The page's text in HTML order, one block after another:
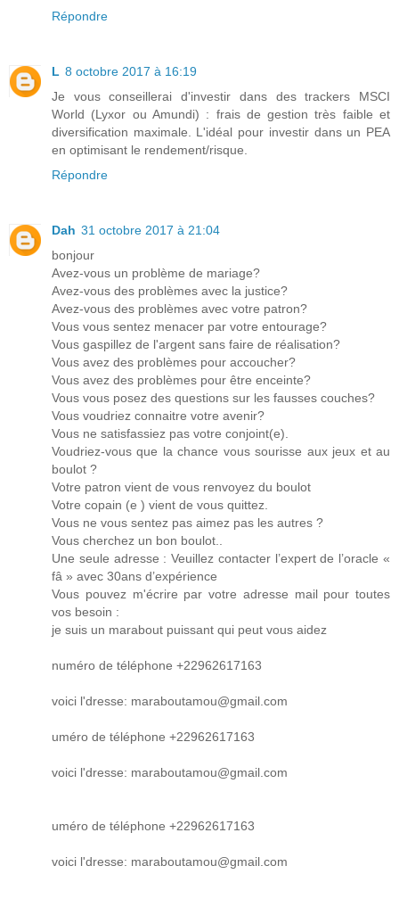
Répondre
L 8 octobre 2017 à 16:19
Je vous conseillerai d'investir dans des trackers MSCI
World (Lyxor ou Amundi) : frais de gestion très faible et
diversification maximale. L'idéal pour investir dans un PEA
en optimisant le rendement/risque.
Répondre
Dah 31 octobre 2017 à 21:04
bonjour
Avez-vous un problème de mariage?
Avez-vous des problèmes avec la justice?
Avez-vous des problèmes avec votre patron?
Vous vous sentez menacer par votre entourage?
Vous gaspillez de l'argent sans faire de réalisation?
Vous avez des problèmes pour accoucher?
Vous avez des problèmes pour être enceinte?
Vous vous posez des questions sur les fausses couches?
Vous voudriez connaitre votre avenir?
Vous ne satisfassiez pas votre conjoint(e).
Voudriez-vous que la chance vous sourisse aux jeux et au
boulot ?
Votre patron vient de vous renvoyez du boulot
Votre copain (e ) vient de vous quittez.
Vous ne vous sentez pas aimez pas les autres ?
Vous cherchez un bon boulot..
Une seule adresse : Veuillez contacter l’expert de l’oracle «
fâ » avec 30ans d’expérience
Vous pouvez m'écrire par votre adresse mail pour toutes
vos besoin :
je suis un marabout puissant qui peut vous aidez
numéro de téléphone +22962617163
voici l'dresse: maraboutamou@gmail.com
uméro de téléphone +22962617163
voici l'dresse: maraboutamou@gmail.com
uméro de téléphone +22962617163
voici l'dresse: maraboutamou@gmail.com